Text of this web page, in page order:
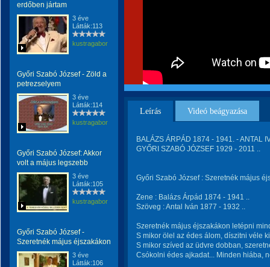
erdőben jártam
3 éve
Látták:113
kustragabor
Győri Szabó József - Zöld a
petrezselyem
3 éve
Látták:114
kustragabor
Győri Szabó József: Akkor
volt a május legszebb
3 éve
Látták:105
kustragabor
Győri Szabó József -
Szeretnék május éjszakákon
3 éve
Látták:106
Leírás Videó beágyazása
BALÁZS ÁRPÁD 1874 - 1941. - ANTAL
GYŐRI SZABÓ JÓZSEF 1929 - 2011 ..
Győri Szabó József : Szeretnék május
Zene : Balázs Árpád 1874 - 1941 ..
Szöveg : Antal Iván 1877 - 1932 ..
Szeretnék május éjszakákon letépni
S mikor ölel az édes álom, díszitni véle
S mikor szíved az üdvre dobban,
Csókolni édes ajkadat... Minden hiába,